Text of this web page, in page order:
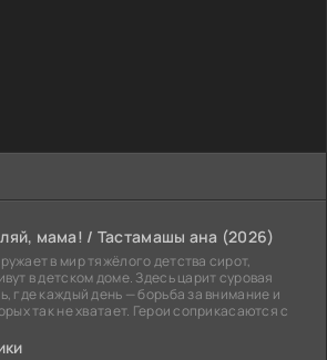
мама! / Тастамашы ана (2026)
в мир тяжёлого детства сирот,
в детском доме. Здесь царит суровая
где каждый день — борьба за внимание и
так не хватает. Герои соприкасаются с